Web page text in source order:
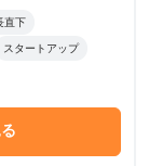
直下
スタートアップ